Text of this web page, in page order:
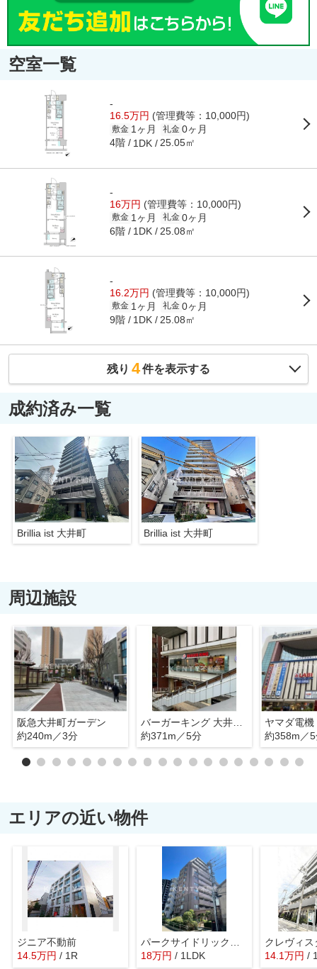
空室一覧
-
16.5万円 (管理費等：10,000円)
敷金 1ヶ月 礼金 0ヶ月
4階 1DK 25.05㎡
-
16万円 (管理費等：10,000円)
敷金 1ヶ月 礼金 0ヶ月
6階 1DK 25.08㎡
-
16.2万円 (管理費等：10,000円)
敷金 1ヶ月 礼金 0ヶ月
9階 1DK 25.08㎡
残り 4件を表示する
成約済み一覧
Brillia ist 大井町 Brillia ist 大井町
周辺施設
阪急大井町ガーデン
約240m／3分
バーガーキング 大井町店
約371m／5分
約358m／
エリアの近い物件
ジニア不動前
14.5万円 / 1R
パークサイドリックス中延
18万円 / 1LDK
クレヴィス
14.1万円 /